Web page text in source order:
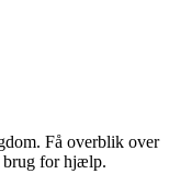
Få overblik over
brug for hjælp.